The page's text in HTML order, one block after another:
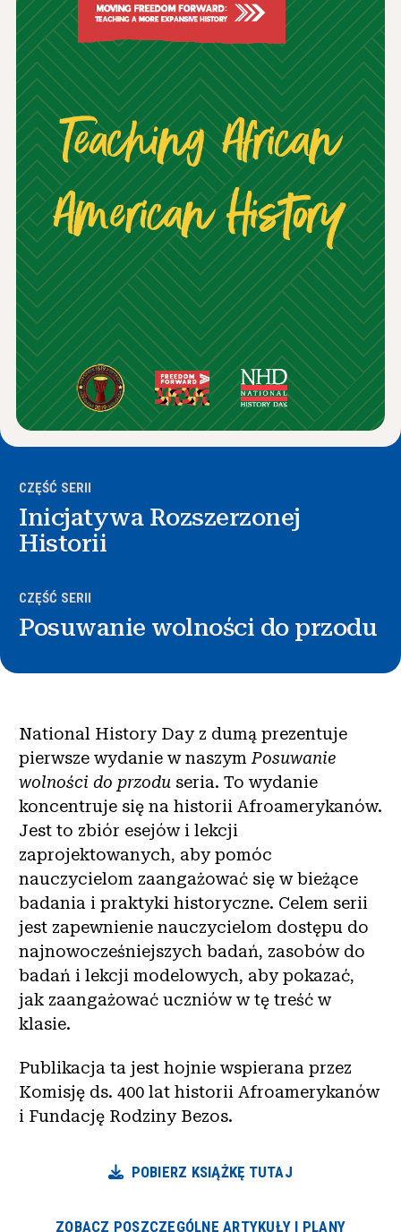
Wiadomości i wydarzenia
O NHD®
Zaangażować się
CZĘŚĆ SERII
Inicjatywa Rozszerzonej
Historii
CZĘŚĆ SERII
Posuwanie wolności do przodu
National History Day z dumą prezentuje
pierwsze wydanie w naszym Posuwanie
wolności do przodu seria. To wydanie
koncentruje się na historii Afroamerykanów.
Jest to zbiór esejów i lekcji
zaprojektowanych, aby pomóc
nauczycielom zaangażować się w bieżące
badania i praktyki historyczne. Celem serii
jest zapewnienie nauczycielom dostępu do
najnowocześniejszych badań, zasobów do
badań i lekcji modelowych, aby pokazać,
jak zaangażować uczniów w tę treść w
klasie.
Publikacja ta jest hojnie wspierana przez
Komisję ds. 400 lat historii Afroamerykanów
i Fundację Rodziny Bezos.
POBIERZ KSIĄŻKĘ TUTAJ
ZOBACZ POSZCZEGÓLNE ARTYKUŁY I PLANY